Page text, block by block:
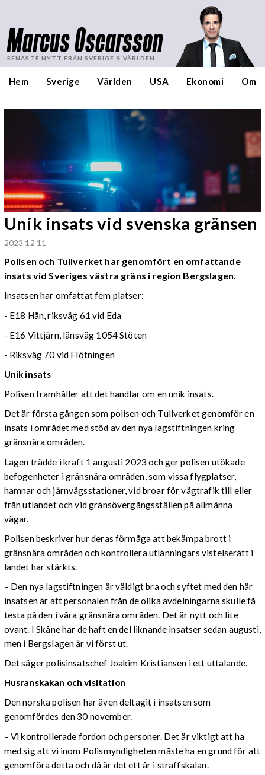
Marcus Oscarsson
SENASTE NYTT FRÅN SVERIGE & VÄRLDEN
Hem Sverige Världen USA Ekonomi Om
Unik insats vid svenska gränsen
2023 12 11
Polisen och Tullverket har genomfört en omfattande
insats vid Sveriges västra gräns i region Bergslagen.
Insatsen har omfattat fem platser:
- E18 Hån, riksväg 61 vid Eda
- E16 Vittjärn, länsväg 1054 Stöten
- Riksväg 70 vid Flötningen
Unik insats
Polisen framhåller att det handlar om en unik insats.
Det är första gången som polisen och Tullverket genomför en
insats i området med stöd av den nya lagstiftningen kring
gränsnära områden.
Lagen trädde i kraft 1 augusti 2023 och ger polisen utökade
befogenheter i gränsnära områden, som vissa flygplatser,
hamnar och järnvägs­stationer, vid broar för vägtrafik till eller
från utlandet och vid gräns­över­gångs­ställen på allmänna
vägar.
Polisen beskriver hur deras förmåga att bekämpa brott i
gränsnära områden och kontrollera utlänningars vistelserätt i
landet har stärkts.
– Den nya lagstiftningen är väldigt bra och syftet med den här
insatsen är att personalen från de olika avdelningarna skulle få
testa på den i våra gränsnära områden. Det är nytt och lite
ovant. I Skåne har de haft en del liknande insatser sedan augusti,
men i Bergslagen är vi först ut.
Det säger polisinsatschef Joakim Kristiansen i ett uttalande.
Husranskakan och visitation
Den norska polisen har även deltagit i insatsen som
genomfördes den 30 november.
– Vi kontrollerade fordon och personer. Det är viktigt att ha
med sig att vi inom Polismyndigheten måste ha en grund för att
genomföra detta och då är det ett år i straffskalan.